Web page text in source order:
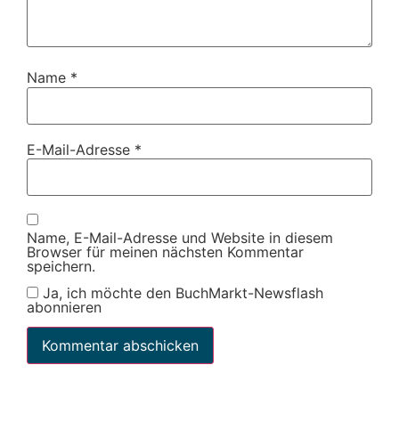
Name *
E-Mail-Adresse *
Name, E-Mail-Adresse und Website in diesem
Browser für meinen nächsten Kommentar
speichern.
Ja, ich möchte den BuchMarkt-Newsflash
abonnieren